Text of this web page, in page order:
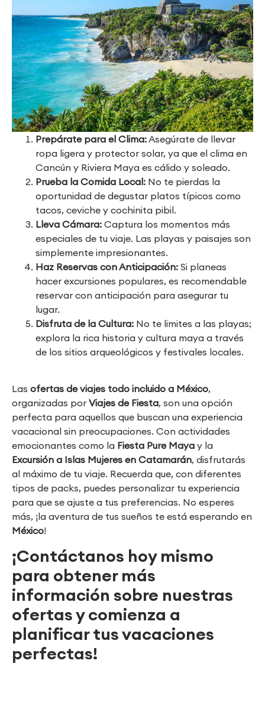
Prepárate para el Clima:Asegúrate de llevar
ropa ligera y protector solar, ya que el clima en
Cancún y Riviera Maya es cálido y soleado.
Prueba la Comida Local: No te pierdas la
oportunidad de degustar platos típicos como
tacos, ceviche y cochinita pibil.
Lleva Cámara: Captura los momentos más
especiales de tu viaje. Las playas y paisajes son
simplemente impresionantes.
Haz Reservas con Anticipación: Si planeas
hacer excursiones populares, es recomendable
reservar con anticipación para asegurar tu
lugar.
Disfruta de la Cultura: No te limites a las playas;
explora la rica historia y cultura maya a través
de los sitios arqueológicos y festivales locales.
Las ofertas de viajes todo incluido a México,
organizadas por Viajes de Fiesta, son una opción
perfecta para aquellos que buscan una experiencia
vacacional sin preocupaciones. Con actividades
emocionantes como la Fiesta Pure Maya y la
Excursión a Islas Mujeres en Catamarán, disfrutarás
al máximo de tu viaje. Recuerda que, con diferentes
tipos de packs, puedes personalizar tu experiencia
para que se ajuste a tus preferencias. No esperes
más, ¡la aventura de tus sueños te está esperando en
México!
¡Contáctanos hoy mismo
para obtener más
información sobre nuestras
ofertas y comienza a
planificar tus vacaciones
perfectas!